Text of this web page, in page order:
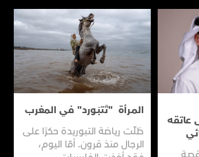
على عاتقه
المـرأة "تَتبَـورد" في المغرب
ظلّت رياضة التبوريدة حكرًا على
الرجال منذ قرون. أمّا اليوم،